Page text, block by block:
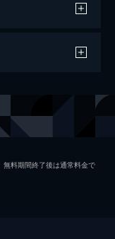
料期間終了後は通常料金で